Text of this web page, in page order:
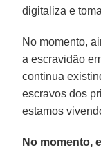
digitaliza e
No momento,
a escravidão
continua
escravos dos
estamos
No momento,